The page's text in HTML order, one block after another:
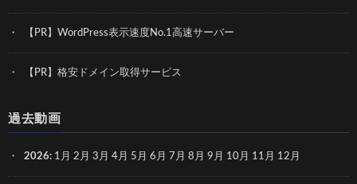
【PR】WordPress表示速度No.1高速サーバー
【PR】格安ドメイン取得サービス
過去動画
2026: 1月 2月 3月 4月 5月 6月 7月 8月 9月 10月 11月 12月